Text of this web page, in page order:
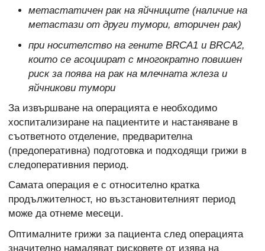
метастатичен рак на яйчниците (наличие на
метастази от други тумори, вторичен рак)
при носителство на гените BRCA1 и BRCA2,
които се асоциират с многократно повишен
риск за поява на рак на млечната жлеза и
яйчникови тумори
За извършване на операцията е необходимо
хоспитализиране на пациентите и настаняване в
съответното отделение, предварителна
(предоперативна) подготовка и подходящи грижи в
следоперативния период.
Самата операция е с относително кратка
продължителност, но възстановителният период
може да отнеме месеци.
Оптималните грижи за пациента след операцията
значително намаляват рисковете от изява на